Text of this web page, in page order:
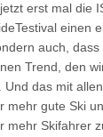
erst mal die
einen
auch,
Trend, den
Und das mit
mehr gute Ski
mehr Skifahrer